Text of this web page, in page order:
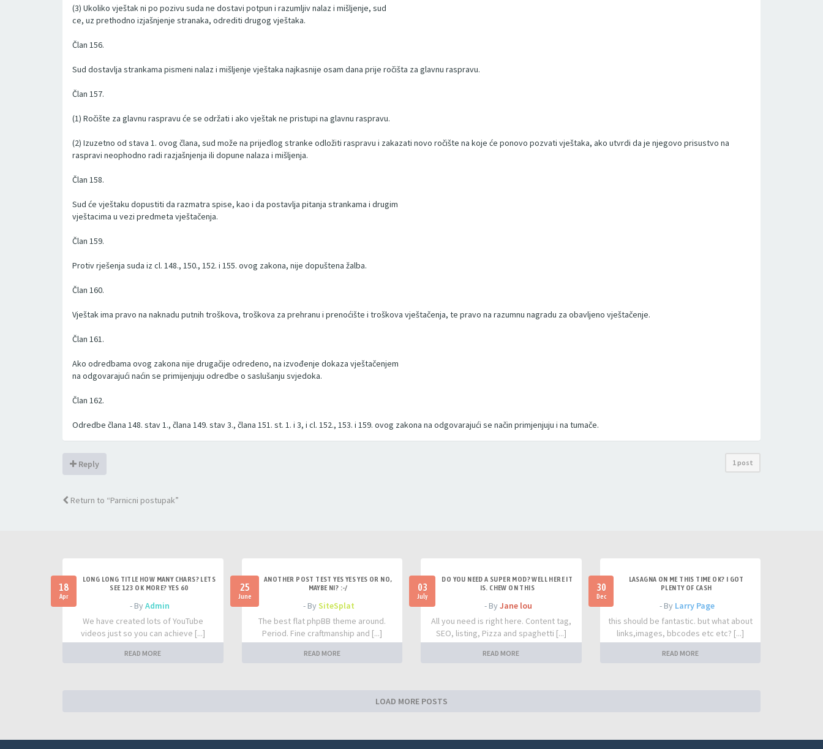
(3) Ukoliko vještak ni po pozivu suda ne dostavi potpun i razumljiv nalaz i mišljenje, sud
ce, uz prethodno izjašnjenje stranaka, odrediti drugog vještaka.
Član 156.
Sud dostavlja strankama pismeni nalaz i mišljenje vještaka najkasnije osam dana prije ročišta za glavnu raspravu.
Član 157.
(1) Ročište za glavnu raspravu će se održati i ako vještak ne pristupi na glavnu raspravu.
(2) Izuzetno od stava 1. ovog člana, sud može na prijedlog stranke odložiti raspravu i zakazati novo ročište na koje će ponovo pozvati vještaka, ako utvrdi da je njegovo prisustvo na
raspravi neophodno radi razjašnjenja ili dopune nalaza i mišljenja.
Član 158.
Sud će vještaku dopustiti da razmatra spise, kao i da postavlja pitanja strankama i drugim
vještacima u vezi predmeta vještačenja.
Član 159.
Protiv rješenja suda iz cl. 148., 150., 152. i 155. ovog zakona, nije dopuštena žalba.
Član 160.
Vještak ima pravo na naknadu putnih troškova, troškova za prehranu i prenoćište i troškova vještačenja, te pravo na razumnu nagradu za obavljeno vještačenje.
Član 161.
Ako odredbama ovog zakona nije drugačije odredeno, na izvođenje dokaza vještačenjem
na odgovarajući naćin se primijenjuju odredbe o saslušanju svjedoka.
Član 162.
Odredbe člana 148. stav 1., člana 149. stav 3., člana 151. st. 1. i 3, i cl. 152., 153. i 159. ovog zakona na odgovarajući se način primjenjuju i na tumače.
Reply 1 post
Return to “Parnicni postupak”
18
Apr
LONG LONG TITLE HOW MANY CHARS? LETS
SEE 123 OK MORE? YES 60
- ByAdmin
We have created lots of YouTube
videos just so you can achieve [...]
READ MORE
25
June
ANOTHER POST TEST YES YES YES OR NO,
MAYBE NI? :-/
- BySiteSplat
The best flat phpBB theme around.
Period. Fine craftmanship and [...]
READ MORE
03
July
DO YOU NEED A SUPER MOD? WELL HERE IT
IS. CHEW ON THIS
- By Jane lou
All you need is right here. Content tag,
SEO, listing, Pizza and spaghetti [...]
READ MORE
30
Dec
LASAGNA ON ME THIS TIME OK? I GOT
PLENTY OF CASH
- By Larry Page
this should be fantastic. but what about
links,images, bbcodes etc etc? [...]
READ MORE
LOAD MORE POSTS